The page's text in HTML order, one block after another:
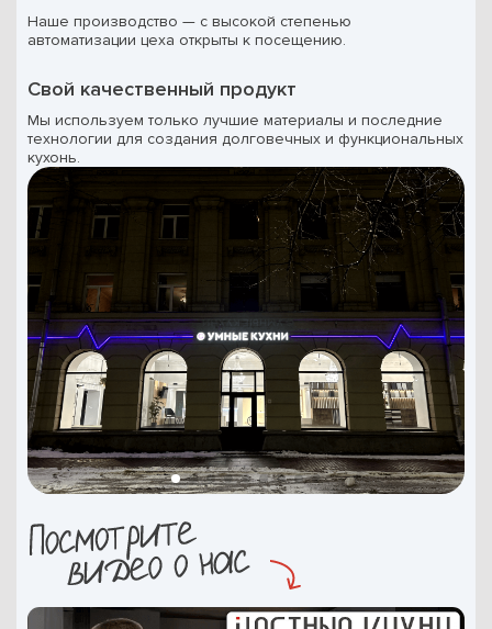
Наше производство — с высокой степенью
автоматизации цеха открыты к посещению.
Свой качественный продукт
Мы используем только лучшие материалы и последние
технологии для создания долговечных и функциональных
кухонь.